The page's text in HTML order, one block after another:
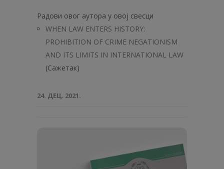
Радови овог аутора у овој свесци
WHEN LAW ENTERS HISTORY:
PROHIBITION OF CRIME NEGATIONISM
AND ITS LIMITS IN INTERNATIONAL LAW
(Сажетак)
24. ДЕЦ. 2021.